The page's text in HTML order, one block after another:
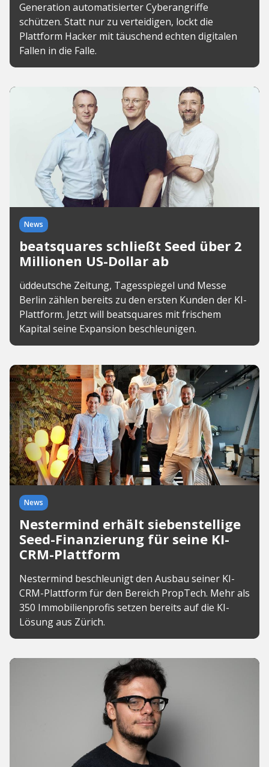
Generation automatisierter Cyberangriffe
schützen. Statt nur zu verteidigen, lockt die
Plattform Hacker mit täuschend echten digitalen
Fallen in die Falle.
News
beatsquares schließt Seed über 2
Millionen US-Dollar ab
üddeutsche Zeitung, Tagesspiegel und Messe
Berlin zählen bereits zu den ersten Kunden der KI-
Plattform. Jetzt will beatsquares mit frischem
Kapital seine Expansion beschleunigen.
News
Nestermind erhält siebenstellige
Seed-Finanzierung für seine KI-
CRM-Plattform
Nestermind beschleunigt den Ausbau seiner KI-
CRM-Plattform für den Bereich PropTech. Mehr als
350 Immobilienprofis setzen bereits auf die KI-
Lösung aus Zürich.